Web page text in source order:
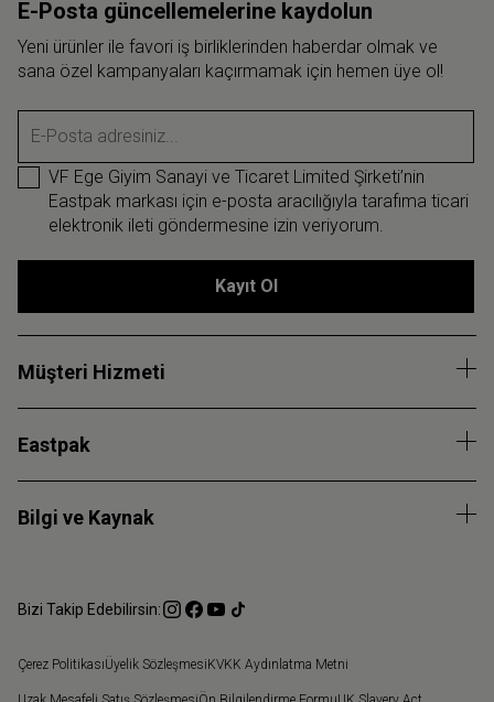
E-Posta güncellemelerine kaydolun
Yeni ürünler ile favori iş birliklerinden haberdar olmak ve
sana özel kampanyaları kaçırmamak için hemen üye ol!
E-Posta adresiniz...
VF Ege Giyim Sanayi ve Ticaret Limited Şirketi’nin
Eastpak markası için e-posta aracılığıyla tarafıma ticari
elektronik ileti göndermesine izin veriyorum.
Kayıt Ol
Müşteri Hizmeti
Eastpak
Bilgi ve Kaynak
Bizi Takip Edebilirsin:
Çerez PolitikasıÜyelik SözleşmesiKVKK Aydınlatma Metni